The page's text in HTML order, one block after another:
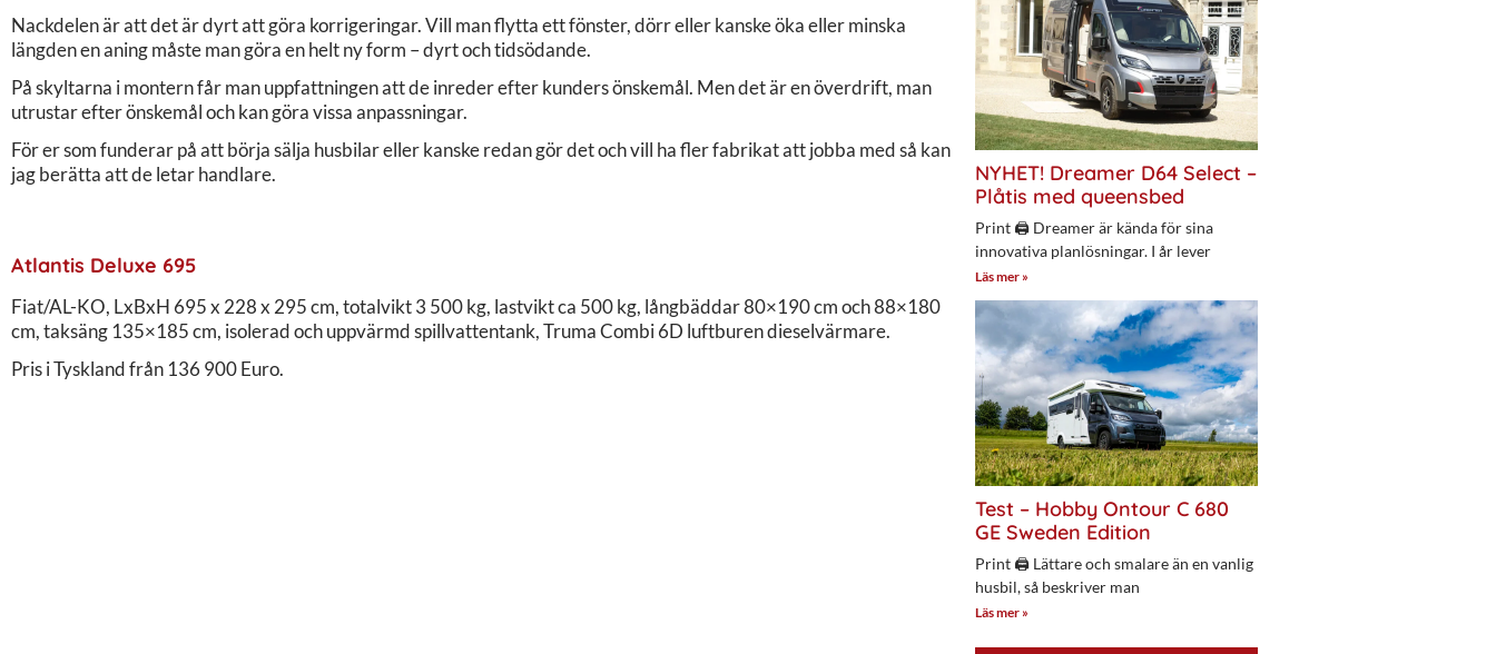
Nackdelen är att det är dyrt att göra korrigeringar. Vill man flytta ett fönster, dörr eller kanske öka eller minska
längden en aning måste man göra en helt ny form – dyrt och tidsödande.
På skyltarna i montern får man uppfattningen att de inreder efter kunders önskemål. Men det är en överdrift, man
utrustar efter önskemål och kan göra vissa anpassningar.
För er som funderar på att börja sälja husbilar eller kanske redan gör det och vill ha fler fabrikat att jobba med så kan
jag berätta att de letar handlare.
Atlantis Deluxe 695
Fiat/AL-KO, LxBxH 695 x 228 x 295 cm, totalvikt 3 500 kg, lastvikt ca 500 kg, långbäddar 80×190 cm och 88×180
cm, taksäng 135×185 cm, isolerad och uppvärmd spillvattentank, Truma Combi 6D luftburen dieselvärmare.
Pris i Tyskland från 136 900 Euro.
NYHET! Dreamer D64 Select –
Plåtis med queensbed
Print 🖨 Dreamer är kända för sina
innovativa planlösningar. I år lever
Läs mer »
Test – Hobby Ontour C 680
GE Sweden Edition
Print 🖨 Lättare och smalare än en vanlig
husbil, så beskriver man
Läs mer »